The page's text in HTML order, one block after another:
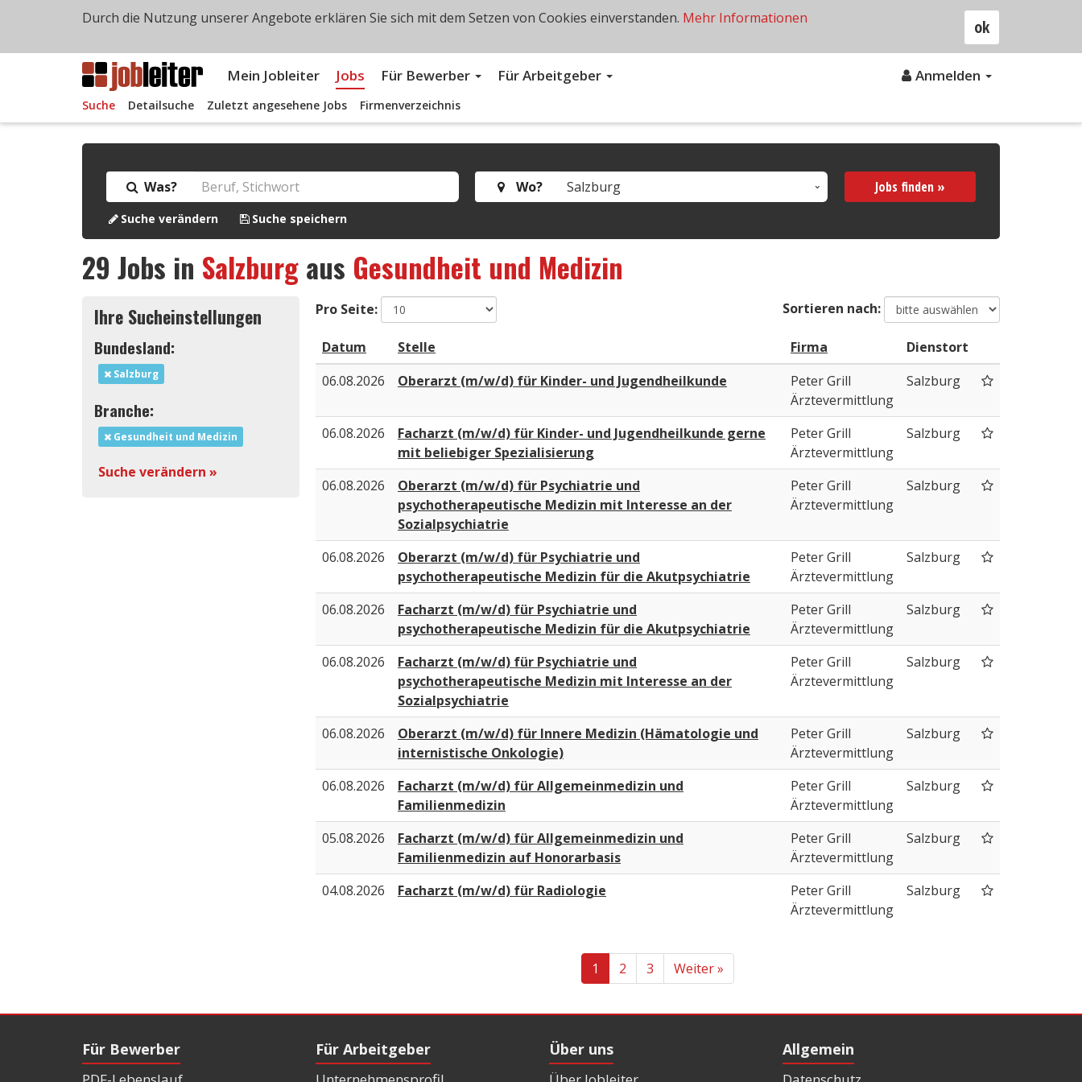
Mein Jobleiter Jobs Für Bewerber Für Arbeitgeber Anmelden
Suche Detailsuche Zuletzt angesehene Jobs Firmenverzeichnis
Was? Wo? Jobs finden »
Suche verändern Suche speichern
29 Jobs in Salzburgaus Gesundheit und Medizin
Ihre Sucheinstellungen
Bundesland:
Salzburg
Branche:
Gesundheit und Medizin
Suche verändern »
Pro Seite: Sortieren nach:
Datum Stelle Firma
Dienstort
06.08.2026
Oberarzt (m/w/d) für Kinder- und Jugendheilkunde
Peter Grill
Ärztevermittlung
Salzburg
06.08.2026
Facharzt (m/w/d) für Kinder- und Jugendheilkunde gerne
mit beliebiger Spezialisierung
Peter Grill
Ärztevermittlung
Salzburg
06.08.2026
Oberarzt (m/w/d) für Psychiatrie und
psychotherapeutische Medizin mit Interesse an der
Sozialpsychiatrie
Peter Grill
Ärztevermittlung
Salzburg
06.08.2026
Oberarzt (m/w/d) für Psychiatrie und
psychotherapeutische Medizin für die Akutpsychiatrie
Peter Grill
Ärztevermittlung
Salzburg
06.08.2026
Facharzt (m/w/d) für Psychiatrie und
psychotherapeutische Medizin für die Akutpsychiatrie
Peter Grill
Ärztevermittlung
Salzburg
06.08.2026
Facharzt (m/w/d) für Psychiatrie und
psychotherapeutische Medizin mit Interesse an der
Sozialpsychiatrie
Peter Grill
Ärztevermittlung
Salzburg
06.08.2026
Oberarzt (m/w/d) für Innere Medizin (Hämatologie und
internistische Onkologie)
Peter Grill
Ärztevermittlung
Salzburg
06.08.2026
Facharzt (m/w/d) für Allgemeinmedizin und
Familienmedizin
Peter Grill
Ärztevermittlung
Salzburg
05.08.2026
Facharzt (m/w/d) für Allgemeinmedizin und
Familienmedizin auf Honorarbasis
Peter Grill
Ärztevermittlung
Salzburg
04.08.2026 Facharzt (m/w/d) für Radiologie
Peter Grill
Ärztevermittlung
Salzburg
1 2 3 Weiter »
Für Bewerber Für Arbeitgeber Über uns Allgemein
ok
Durch die Nutzung unserer Angebote erklären Sie sich mit dem Setzen von Cookies einverstanden. Mehr Informationen